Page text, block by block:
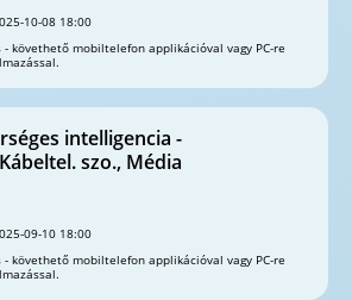
10-08 18:00
követhető mobiltelefon applikációval vagy PC-re
intelligencia -
szo., Média
09-10 18:00
követhető mobiltelefon applikációval vagy PC-re